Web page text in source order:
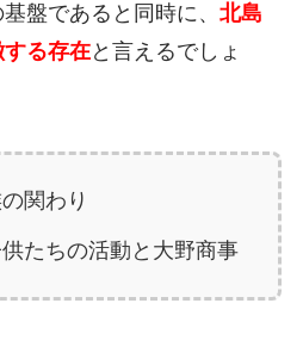
盤であると同時に、 北島
る存在と言えるでしょ
関わり
たちの活動と大野商事